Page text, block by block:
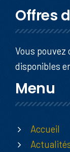
Offres
Vous pouvez
disponibles
Menu
Accueil